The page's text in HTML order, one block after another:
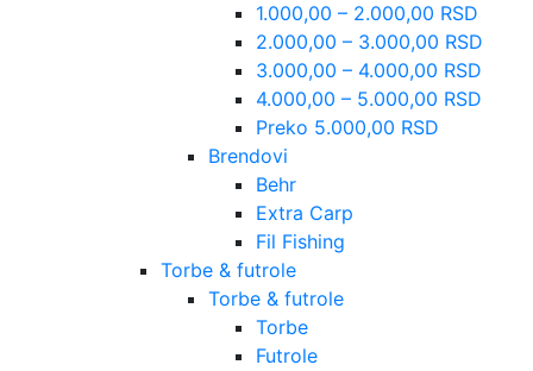
1.000,00 – 2.000,00 RSD
2.000,00 – 3.000,00 RSD
3.000,00 – 4.000,00 RSD
4.000,00 – 5.000,00 RSD
Preko 5.000,00 RSD
Brendovi
Behr
Extra Carp
Fil Fishing
Torbe & futrole
Torbe & futrole
Torbe
Futrole